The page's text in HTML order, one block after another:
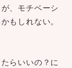
、モチベーシ
もしれない。
らいいの？に